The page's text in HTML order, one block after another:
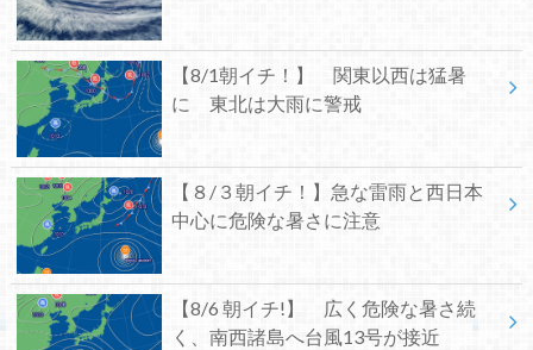
【8/1朝イチ！】 関東以西は猛暑
に 東北は大雨に警戒
【８/３朝イチ！】急な雷雨と西日本
中心に危険な暑さに注意
【8/6 朝イチ!】 広く危険な暑さ続
く、南西諸島へ台風13号が接近